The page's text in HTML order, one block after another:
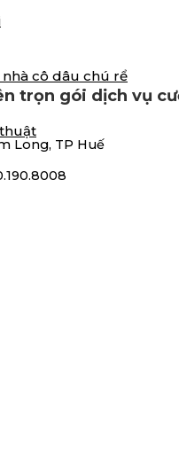
cô dâu chú rể
trọn gói dịch vụ
Long, TP Huế